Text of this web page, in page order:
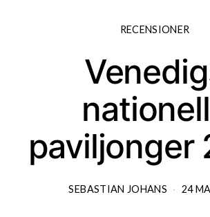
RECENSIONER
paviljonger
SEBASTIAN JOHANS 24